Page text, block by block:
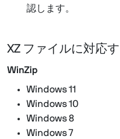
認します。
XZ ファイルに対応
WinZip
Windows 11
Windows 10
Windows 8
Windows 7